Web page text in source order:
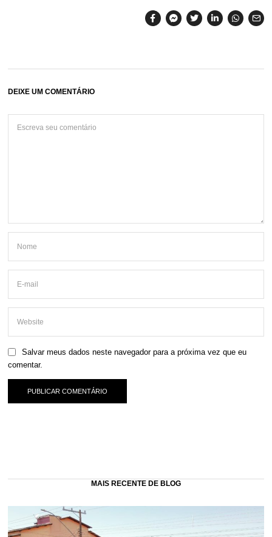
DEIXE UM COMENTÁRIO
Salvar meus dados neste navegador para a próxima vez que eu
comentar.
MAIS RECENTE DE BLOG